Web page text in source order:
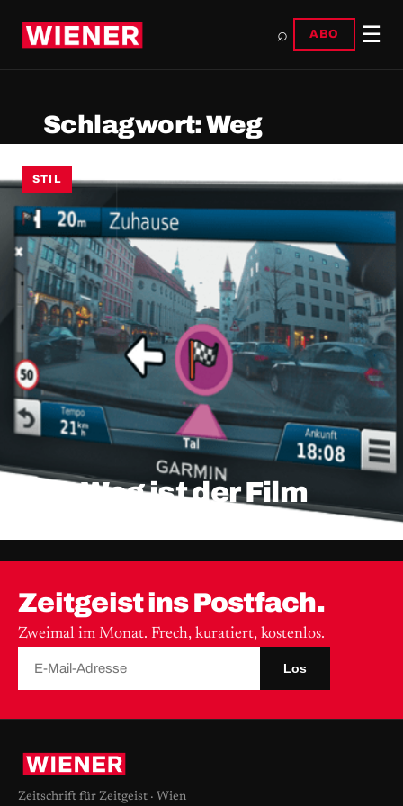
⌕ ABO ☰
Schlagwort:Weg
STIL
Der Weg ist der Film
Zeitgeist ins Postfach.
Zweimal im Monat. Frech, kuratiert, kostenlos.
Los
Zeitschrift für Zeitgeist · Wien